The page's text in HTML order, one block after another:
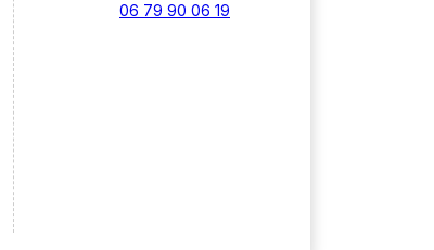
06 79 90 06 19